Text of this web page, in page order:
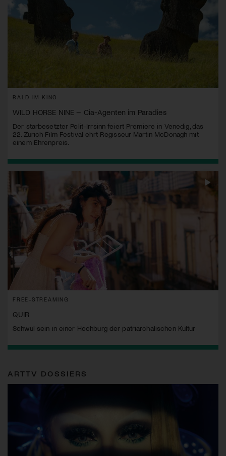
BALD IM KINO
WILD HORSE NINE – Cia-Agenten im Paradies
Der starbesetzter Polit-Irrsinn feiert Premiere in Venedig, das
22. Zurich Film Festival ehrt Regisseur Martin McDonagh mit
einem Ehrenpreis.
FREE-STREAMING
QUIR
Schwul sein in einer Hochburg der patriarchalischen Kultur
ARTTV DOSSIERS